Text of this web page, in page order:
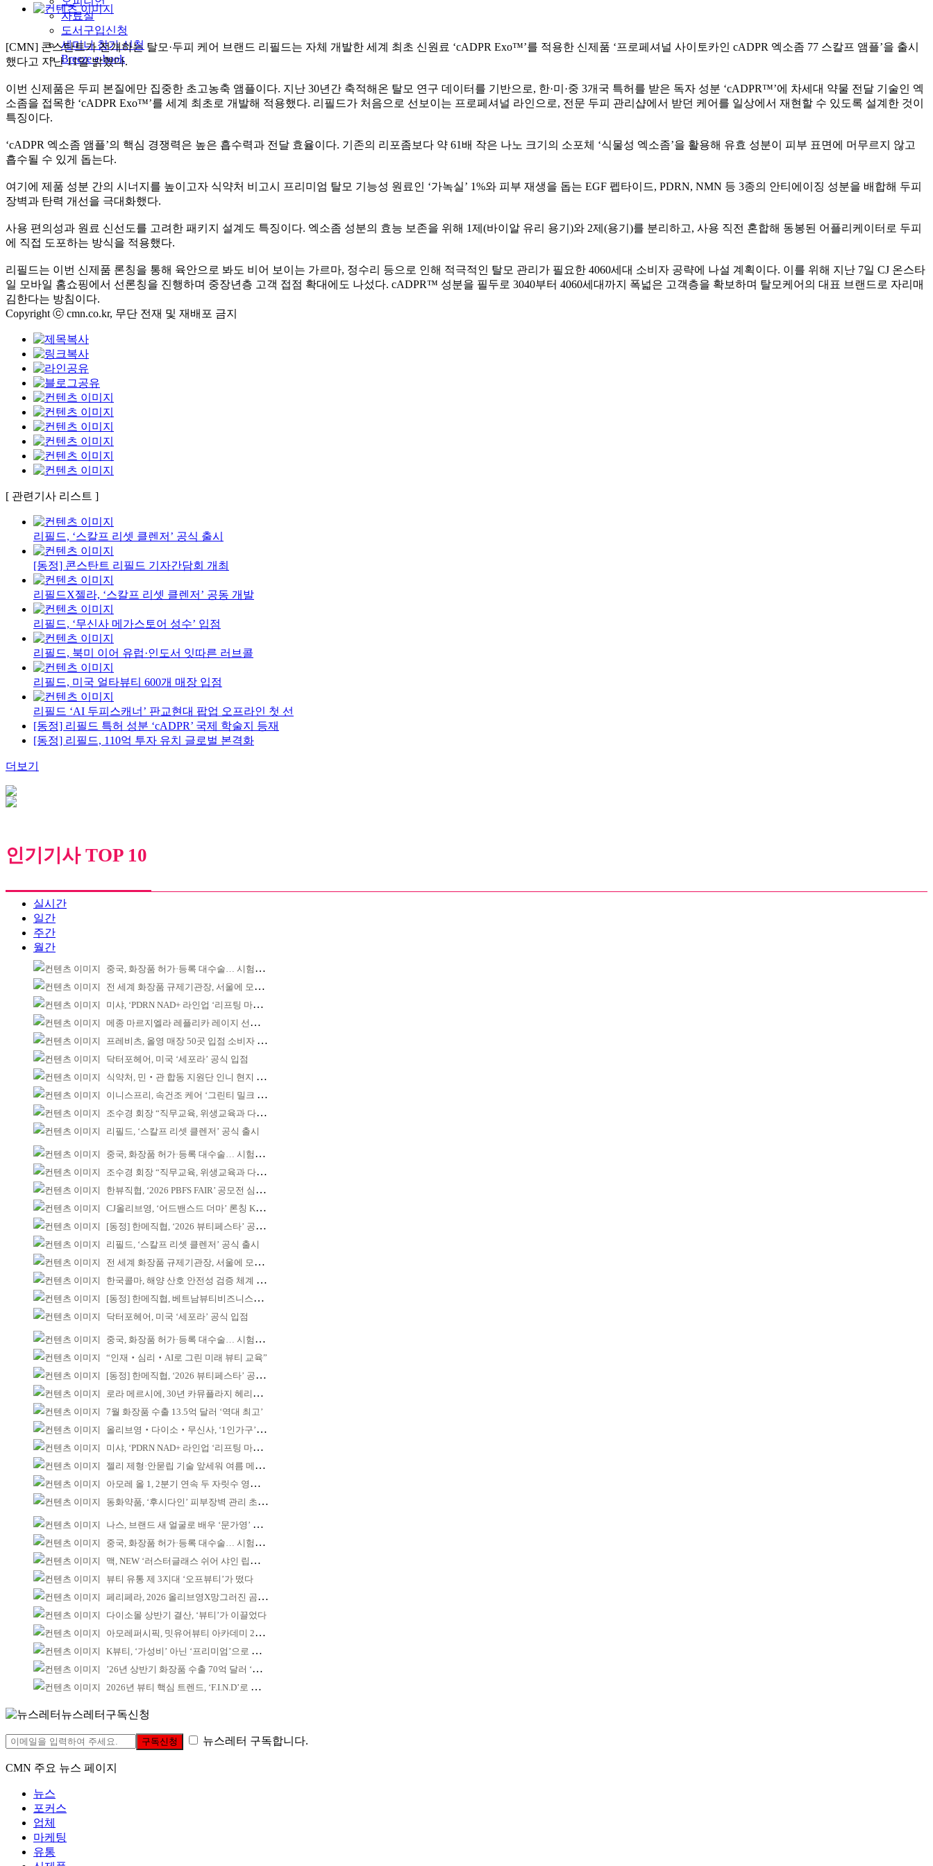
자료실
도서구입신청
세미나 참가 신청
Breeze e-book
[CMN] 콘스탄트가 전개하는 탈모·두피 케어 브랜드 리필드는 자체 개발한 세계 최초 신원료 ‘cADPR Exo™’를 적용한 신제품 ‘프로페셔널 사이토카인 cADPR 엑소좀 77 스칼프 앰플’을 출시
했다고 지난 11일 밝혔다.
이번 신제품은 두피 본질에만 집중한 초고농축 앰플이다. 지난 30년간 축적해온 탈모 연구 데이터를 기반으로, 한·미·중 3개국 특허를 받은 독자 성분 ‘cADPR™’에 차세대 약물 전달 기술인 엑
소좀을 접목한 ‘cADPR Exo™’를 세계 최초로 개발해 적용했다. 리필드가 처음으로 선보이는 프로페셔널 라인으로, 전문 두피 관리샵에서 받던 케어를 일상에서 재현할 수 있도록 설계한 것이
특징이다.
‘cADPR 엑소좀 앰플’의 핵심 경쟁력은 높은 흡수력과 전달 효율이다. 기존의 리포좀보다 약 61배 작은 나노 크기의 소포체 ‘식물성 엑소좀’을 활용해 유효 성분이 피부 표면에 머무르지 않고
흡수될 수 있게 돕는다.
여기에 제품 성분 간의 시너지를 높이고자 식약처 비고시 프리미엄 탈모 기능성 원료인 ‘가녹실’ 1%와 피부 재생을 돕는 EGF 펩타이드, PDRN, NMN 등 3종의 안티에이징 성분을 배합해 두피
장벽과 탄력 개선을 극대화했다.
사용 편의성과 원료 신선도를 고려한 패키지 설계도 특징이다. 엑소좀 성분의 효능 보존을 위해 1제(바이알 유리 용기)와 2제(용기)를 분리하고, 사용 직전 혼합해 동봉된 어플리케이터로 두피
에 직접 도포하는 방식을 적용했다.
리필드는 이번 신제품 론칭을 통해 육안으로 봐도 비어 보이는 가르마, 정수리 등으로 인해 적극적인 탈모 관리가 필요한 4060세대 소비자 공략에 나설 계획이다. 이를 위해 지난 7일 CJ 온스타
일 모바일 홈쇼핑에서 선론칭을 진행하며 중장년층 고객 접점 확대에도 나섰다. cADPR™ 성분을 필두로 3040부터 4060세대까지 폭넓은 고객층을 확보하며 탈모케어의 대표 브랜드로 자리매
김한다는 방침이다.
Copyright ⓒ cmn.co.kr, 무단 전재 및 재배포 금지
[ 관련기사 리스트 ]
리필드, ‘스칼프 리셋 클렌저’ 공식 출시
[동정] 콘스탄트 리필드 기자간담회 개최
리필드X젤라, ‘스칼프 리셋 클렌저’ 공동 개발
리필드, ‘무신사 메가스토어 성수’ 입점
리필드, 북미 이어 유럽·인도서 잇따른 러브콜
리필드, 미국 얼타뷰티 600개 매장 입점
리필드 ‘AI 두피스캐너’ 판교현대 팝업 오프라인 첫 선
[동정] 리필드 특허 성분 ‘cADPR’ 국제 학술지 등재
[동정] 리필드, 110억 투자 유치 글로벌 본격화
더보기
인기기사 TOP 10
실시간
일간
주간
월간
중국, 화장품 허가·등록 대수술… 시험자료 공용 허용
전 세계 화장품 규제기관장, 서울에 모인다
미샤, ‘PDRN NAD+ 라인업 ‘리프팅 마스크’ 출시
메종 마르지엘라 레플리카 레이지 선데이 모닝 디퓨저
프레비츠, 올영 매장 50곳 입점 소비자 접점 강화
닥터포헤어, 미국 ‘세포라’ 공식 입점
식약처, 민‧관 합동 지원단 인니 현지 파견
이니스프리, 속건조 케어 ‘그린티 밀크 미스트’ 출시
조수경 회장 “직무교육, 위생교육과 다르다”
리필드, ‘스칼프 리셋 클렌저’ 공식 출시
중국, 화장품 허가·등록 대수술… 시험자료 공용 허용
조수경 회장 “직무교육, 위생교육과 다르다”
한뷰직협, ‘2026 PBFS FAIR’ 공모전 심사 성료
CJ올리브영, ‘어드밴스드 더마’ 론칭 K더마 육성 박차
[동정] 한메직협, ‘2026 뷰티페스타’ 공동 주최
리필드, ‘스칼프 리셋 클렌저’ 공식 출시
전 세계 화장품 규제기관장, 서울에 모인다
한국콜마, 해양 산호 안전성 검증 체계 구축
[동정] 한메직협, 베트남뷰티비즈니스협회와 MOU
닥터포헤어, 미국 ‘세포라’ 공식 입점
중국, 화장품 허가·등록 대수술… 시험자료 공용 허용
“인재‧심리‧AI로 그린 미래 뷰티 교육”
[동정] 한메직협, ‘2026 뷰티페스타’ 공동 주최
로라 메르시에, 30년 카뮤플라지 헤리티지 담아
7월 화장품 수출 13.5억 달러 ‘역대 최고’
올리브영‧다이소‧무신사, ‘1인가구’가 이끈다
미샤, ‘PDRN NAD+ 라인업 ‘리프팅 마스크’ 출시
젤리 제형·안묻립 기술 앞세워 여름 메이크업 시장 공략
아모레 올 1, 2분기 연속 두 자릿수 영업이익률 기록
동화약품, ‘후시다인’ 피부장벽 관리 초점 ‘리브랜딩’
나스, 브랜드 새 얼굴로 배우 ‘문가영’ 발탁
중국, 화장품 허가·등록 대수술… 시험자료 공용 허용
맥, NEW ‘러스터글래스 쉬어 샤인 립스틱’ 출시
뷰티 유통 제 3지대 ‘오프뷰티’가 떴다
페리페라, 2026 올리브영X망그러진 곰 콜라보
다이소몰 상반기 결산, ‘뷰티’가 이끌었다
아모레퍼시픽, 밋유어뷰티 아카데미 2기 발대식
K뷰티, ‘가성비’ 아닌 ‘프리미엄’으로 승부걸어야
’26년 상반기 화장품 수출 70억 달러 ‘역대 최고’
2026년 뷰티 핵심 트렌드, ‘F.I.N.D’로 읽는다
뉴스레터구독신청
구독신청 뉴스레터 구독합니다.
CMN 주요 뉴스 페이지
뉴스
포커스
업체
마케팅
유통